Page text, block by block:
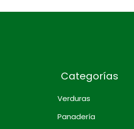
que
Categorías
Verduras
Panadería